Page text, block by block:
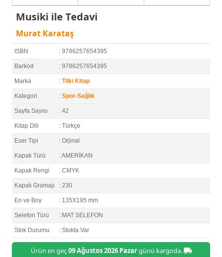
Musiki ile Tedavi
Murat Karataş
ISBN : 9786257654395
Barkod : 9786257654395
Marka : Tilki Kitap
Kategori : Spor-Sağlık
Sayfa Sayısı : 42
Kitap Dili : Türkçe
Eser Tipi : Orjinal
Kapak Türü : AMERİKAN
Kapak Rengi : CMYK
Kapak Gramajı : 230
En ve Boy : 135X195 mm
Selefon Türü : MAT SELEFON
Stok Durumu : Stokta Var
Ürün en geç09 Ağustos 2026 Pazargünü kargoda.